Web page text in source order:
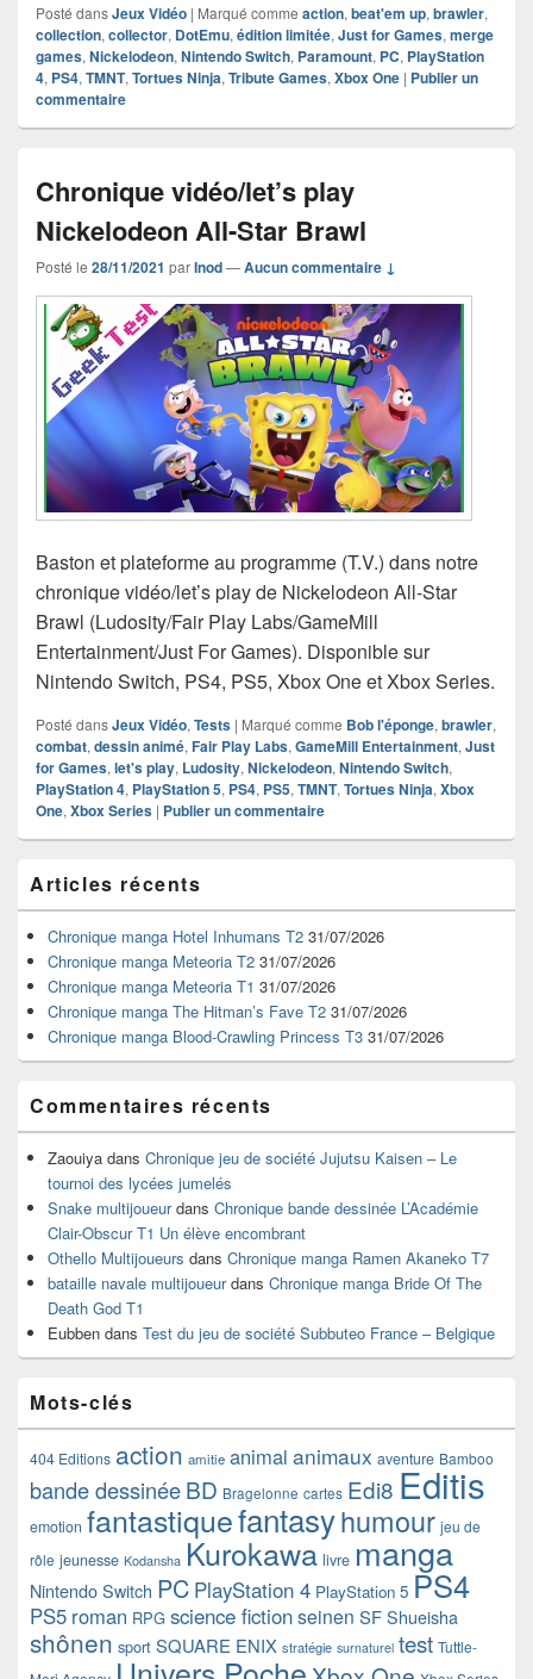
Posté dansJeux Vidéo | Marqué comme action, beat'em up, brawler,
collection, collector, DotEmu, édition limitée, Just for Games, merge
games, Nickelodeon, Nintendo Switch, Paramount, PC, PlayStation
4, PS4, TMNT, Tortues Ninja, Tribute Games, Xbox One | Publier un
commentaire
Chronique vidéo/let’s play
Nickelodeon All-Star Brawl
Posté le 28/11/2021 parInod—Aucun commentaire ↓
Baston et plateforme au programme (T.V.) dans notre
chronique vidéo/let’s play de Nickelodeon All-Star
Brawl (Ludosity/Fair Play Labs/GameMill
Entertainment/Just For Games). Disponible sur
Nintendo Switch, PS4, PS5, Xbox One et Xbox Series.
Posté dansJeux Vidéo, Tests | Marqué comme Bob l'éponge, brawler,
combat, dessin animé, Fair Play Labs, GameMill Entertainment, Just
for Games, let's play, Ludosity, Nickelodeon, Nintendo Switch,
PlayStation 4, PlayStation 5, PS4, PS5, TMNT, Tortues Ninja, Xbox
One, Xbox Series | Publier un commentaire
principale
de
widget
pour
barre
latérale
Articles récents
Chronique manga Hotel Inhumans T2 31/07/2026
Chronique manga Meteoria T2 31/07/2026
Chronique manga Meteoria T1 31/07/2026
Chronique manga The Hitman’s Fave T2 31/07/2026
Chronique manga Blood-Crawling Princess T3 31/07/2026
Commentaires récents
Zaouiya dans Chronique jeu de société Jujutsu Kaisen – Le
tournoi des lycées jumelés
Snake multijoueurdans Chronique bande dessinée L’Académie
Clair-Obscur T1 Un élève encombrant
Othello Multijoueurs dans Chronique manga Ramen Akaneko T7
bataille navale multijoueurdans Chronique manga Bride Of The
Death God T1
Eubben dans Test du jeu de société Subbuteo France – Belgique
Mots-clés
404 Editions action amitie animal animaux aventure Bamboo
bande dessinéeBD Bragelonne cartes Edi8 Editis
emotion fantastiquefantasyhumour jeu de
rôle jeunesse Kodansha Kurokawa livre manga
Nintendo Switch PC PlayStation 4 PlayStation 5 PS4
PS5 roman RPG science fictionseinen SF Shueisha
shônen sport SQUARE ENIX stratégie surnaturel test Tuttle-